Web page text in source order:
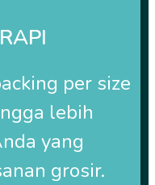
per size
lebih
yang
grosir.